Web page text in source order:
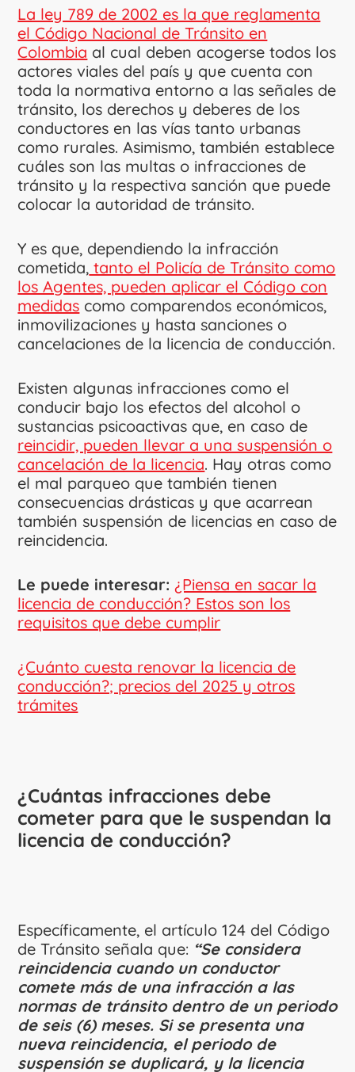
La ley 789 de 2002 es la que reglamenta
el Código Nacional de Tránsito en
Colombia al cual deben acogerse todos los
actores viales del país y que cuenta con
toda la normativa entorno a las señales de
tránsito, los derechos y deberes de los
conductores en las vías tanto urbanas
como rurales. Asimismo, también establece
cuáles son las multas o infracciones de
tránsito y la respectiva sanción que puede
colocar la autoridad de tránsito.
Y es que, dependiendo la infracción
cometida, tanto el Policía de Tránsito como
los Agentes, pueden aplicar el Código con
medidas como comparendos económicos,
inmovilizaciones y hasta sanciones o
cancelaciones de la licencia de conducción.
Existen algunas infracciones como el
conducir bajo los efectos del alcohol o
sustancias psicoactivas que, en caso de
reincidir, pueden llevar a una suspensión o
cancelación de la licencia. Hay otras como
el mal parqueo que también tienen
consecuencias drásticas y que acarrean
también suspensión de licencias en caso de
reincidencia.
Le puede interesar: ¿Piensa en sacar la
licencia de conducción? Estos son los
requisitos que debe cumplir
¿Cuánto cuesta renovar la licencia de
conducción?; precios del 2025 y otros
trámites
¿Cuántas infracciones debe
cometer para que le suspendan la
licencia de conducción?
Específicamente, el artículo 124 del Código
de Tránsito señala que: “Se considera
reincidencia cuando un conductor
comete más de una infracción a las
normas de tránsito dentro de un periodo
de seis (6) meses. Si se presenta una
nueva reincidencia, el periodo de
suspensión se duplicará, y la licencia